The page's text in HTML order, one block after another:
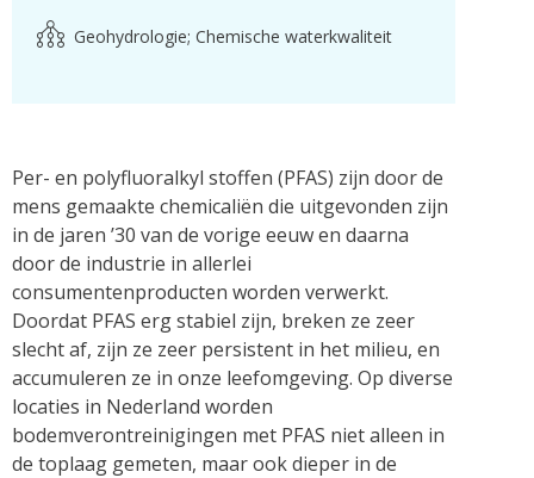
Geohydrologie; Chemische waterkwaliteit
Per- en polyfluoralkyl stoffen (PFAS) zijn door de
mens gemaakte chemicaliën die uitgevonden zijn
in de jaren ’30 van de vorige eeuw en daarna
door de industrie in allerlei
consumentenproducten worden verwerkt.
Doordat PFAS erg stabiel zijn, breken ze zeer
slecht af, zijn ze zeer persistent in het milieu, en
accumuleren ze in onze leefomgeving. Op diverse
locaties in Nederland worden
bodemverontreinigingen met PFAS niet alleen in
de toplaag gemeten, maar ook dieper in de